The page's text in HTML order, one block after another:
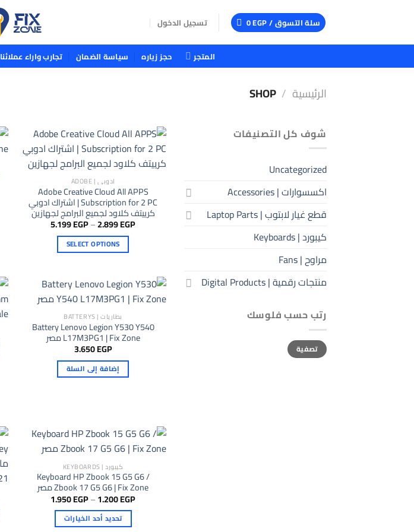
سلة التسوق / 0EGP تسجيل الدخول
المتجر حجز زياره سياسة الضمان تجارب واراء عملائنا
الرئيسية /
SHOP
شوف كل التصنيفات
Uncategorized
اكسسوارات | Accessories
قطع غيار لابتوب | Laptop Parts
كيبورد | Keyboards
مراوح | Fans
منتجات رقمية | Digital Products
رتب حسب فلوسك
أدنى
سعر
أعلى
سعرتصفية
ادوبي | ADOBE
Adobe Creative Cloud All APPS
Subscription for 2 PC | اشتراك ادوبي
كرييتف كلاود لجميع البرامج لجهازين
2.899EGP
–
5.199EGP نطاق
السعر:
SELECT OPTIONS
من
الأشكال
المختلفة
لهذا
المنتج.
يمكن
اختيار
الخيارات
بطاريات | BATTERYS
Battery Lenovo Legion Y530 Y540
L17M3PG1 | Fix Zone مصر
3.650EGP
إضافة إلى السلة
كيبورد | KEYBOARDS
Keyboard HP Zbook 15 G5 G6 /
Zbook 17 G5 G6 | Fix Zone مصر
1.200EGP
–
1.950EGP نطاق
تحديد أحد الخيارات